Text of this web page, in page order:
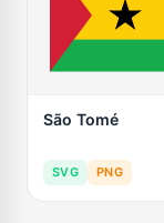
São Tomé
SVG PNG